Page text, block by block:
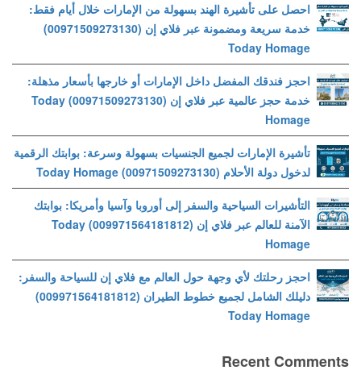
احصل على تأشيرة الهند بسهولة من الإمارات خلال أيام فقط:
خدمة سريعة ومضمونة عبر فلاي إن (00971509273130)
Today Homage
احجز فندقك المفضل داخل الإمارات أو خارجها بأسعار مذهلة:
خدمة حجز عالمية عبر فلاي إن (00971509273130) Today
Homage
تأشيرة الإمارات لجميع الجنسيات بسهولة وسرعة: بوابتك الرقمية
لدخول دولة الأحلام (00971509273130) Today Homage
التأشيرات السياحية والسفر إلى أوروبا وآسيا وأمريكا: بوابتك
الآمنة للعالم عبر فلاي إن (009971564181812) Today
Homage
احجز رحلتك لأي وجهة حول العالم مع فلاي إن للسياحة والسفر:
دليلك الشامل لجميع خطوط الطيران (009971564181812)
Today Homage
Recent Comments